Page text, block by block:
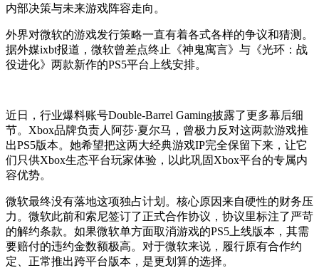
内部决策与未来游戏阵容走向。
外界对微软的游戏发行策略一直有着各式各样的争议和猜测。
据外媒ixbt报道，微软曾差点终止《神鬼寓言》与《光环：战
役进化》两款新作的PS5平台上线安排。
近日，行业爆料账号Double-Barrel Gaming披露了更多幕后细
节。Xbox品牌负责人阿莎·夏尔马，曾极力反对这两款游戏推
出PS5版本。她希望把这两大经典游戏IP完全保留下来，让它
们只供Xbox生态平台玩家体验，以此巩固Xbox平台的专属内
容优势。
微软最终没有落地这项独占计划。核心原因来自硬性的财务压
力。微软此前和索尼签订了正式合作协议，协议里标注了严苛
的解约条款。如果微软单方面取消游戏的PS5上线版本，其需
要赔付的违约金数额极高。对于微软来说，履行原有合作约
定、正常推出跨平台版本，是更划算的选择。